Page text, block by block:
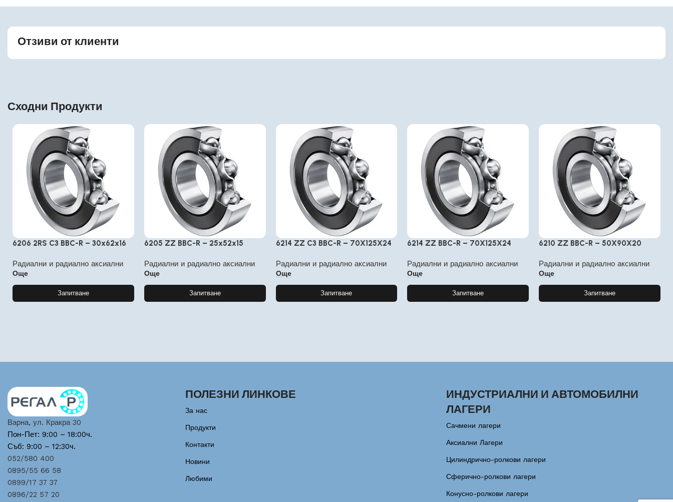
Отзиви от клиенти
Сходни Продукти
6206 2RS C3 BBC-R – 30x62x16
Радиални и радиално аксиални
Още
Запитване
6205 ZZ BBC-R – 25x52x15
Радиални и радиално аксиални
Още
Запитване
6214 ZZ C3 BBC-R – 70X125X24
Радиални и радиално аксиални
Още
Запитване
6214 ZZ BBC-R – 70X125X24
Радиални и радиално аксиални
Още
Запитване
6210 ZZ BBC-R – 50X90X20
Радиални и радиално аксиални
Още
Запитване
Варна, ул. Кракра 30
Пон-Пет: 9:00 – 18:00ч.
Съб: 9:00 – 12:30ч.
052/580 400
0895/55 66 58
0899/17 37 37
0896/22 57 20
ПОЛЕЗНИ ЛИНКОВЕ
За нас
Продукти
Контакти
Новини
Любими
ИНДУСТРИАЛНИ И АВТОМОБИЛНИ
ЛАГЕРИ
Сачмени лагери
Аксиални Лагери
Цилиндрично-ролкови лагери
Сферично-ролкови лагери
Конусно-ролкови лагери